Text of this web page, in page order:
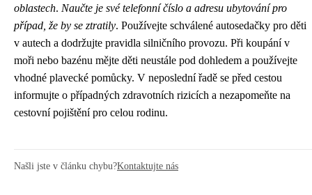
oblastech. Naučte je své telefonní číslo a adresu ubytování pro
případ, že by se ztratily. Používejte schválené autosedačky pro děti
v autech a dodržujte pravidla silničního provozu. Při koupání v
moři nebo bazénu mějte děti neustále pod dohledem a používejte
vhodné plavecké pomůcky. V neposlední řadě se před cestou
informujte o případných zdravotních rizicích a nezapomeňte na
cestovní pojištění pro celou rodinu.
Našli jste v článku chybu?Kontaktujte nás